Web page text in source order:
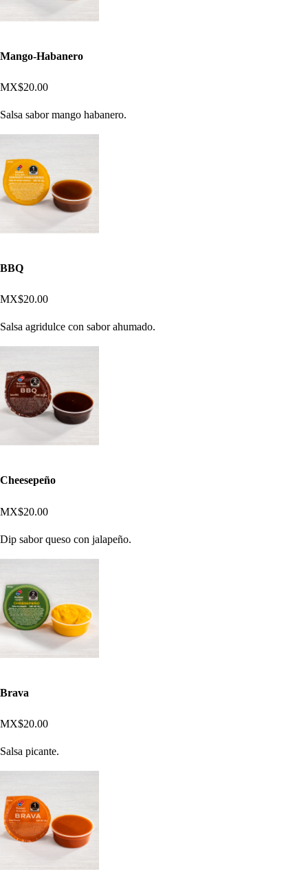
Mango-Habanero
MX$20.00
Salsa sabor mango habanero.
BBQ
MX$20.00
Salsa agridulce con sabor ahumado.
Cheesepeño
MX$20.00
Dip sabor queso con jalapeño.
Brava
MX$20.00
Salsa picante.